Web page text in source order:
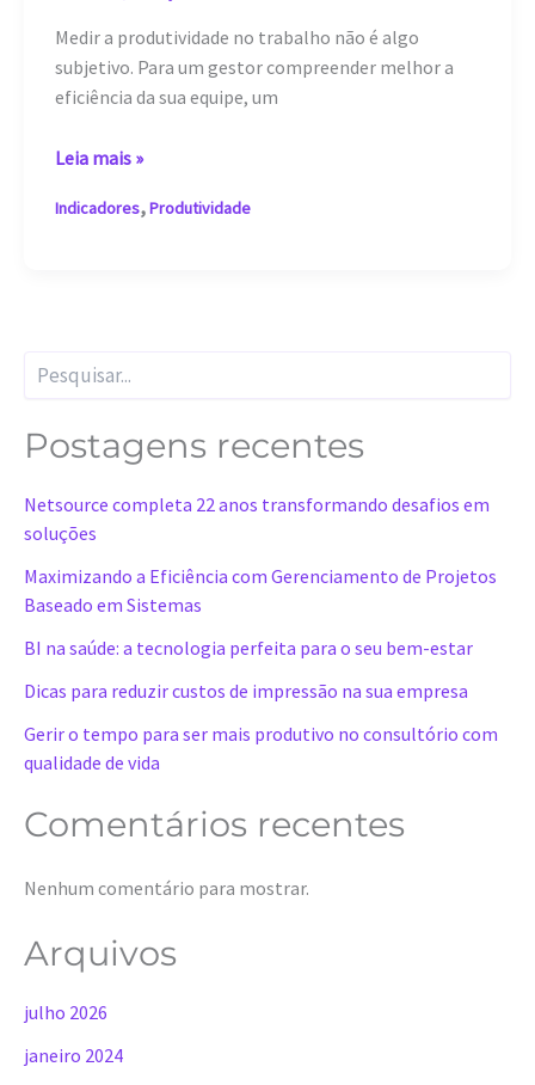
Medir a produtividade no trabalho não é algo
subjetivo. Para um gestor compreender melhor a
eficiência da sua equipe, um
Como
a
aqui!
Leia mais »
Indicadores,Produtividade
q
u
s
a
Postagens recentes
Netsource completa 22 anos transformando desafios em
soluções
Maximizando a Eficiência com Gerenciamento de Projetos
Baseado em Sistemas
BI na saúde: a tecnologia perfeita para o seu bem-estar
Dicas para reduzir custos de impressão na sua empresa
Gerir o tempo para ser mais produtivo no consultório com
qualidade de vida
Comentários recentes
Nenhum comentário para mostrar.
Arquivos
julho 2026
janeiro 2024